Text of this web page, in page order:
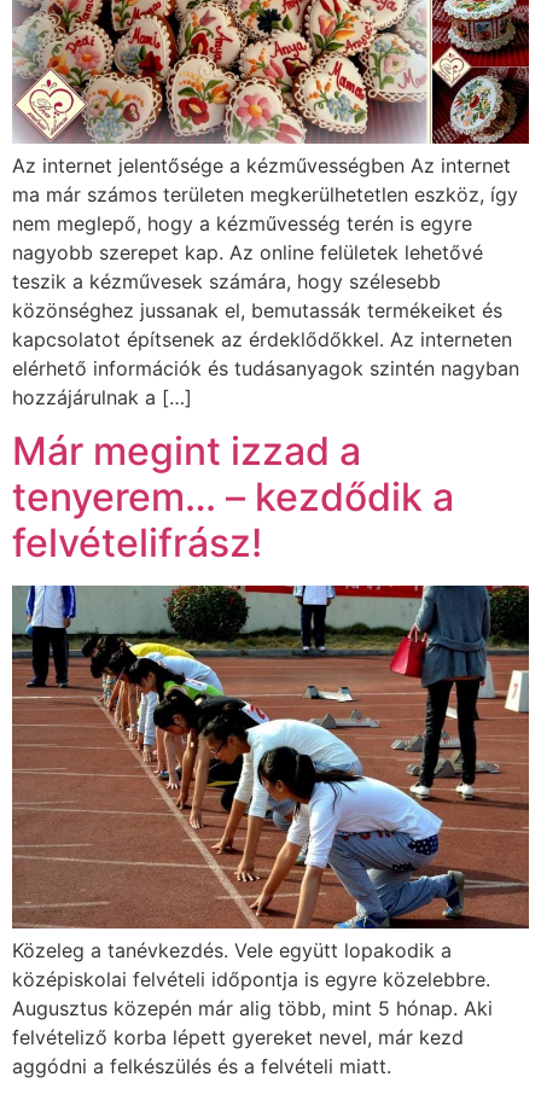
Az internet jelentősége a kézművességben Az internet
ma már számos területen megkerülhetetlen eszköz, így
nem meglepő, hogy a kézművesség terén is egyre
nagyobb szerepet kap. Az online felületek lehetővé
teszik a kézművesek számára, hogy szélesebb
közönséghez jussanak el, bemutassák termékeiket és
kapcsolatot építsenek az érdeklődőkkel. Az interneten
elérhető információk és tudásanyagok szintén nagyban
hozzájárulnak a […]
Már megint izzad a
tenyerem… – kezdődik a
felvételifrász!
Közeleg a tanévkezdés. Vele együtt lopakodik a
középiskolai felvételi időpontja is egyre közelebbre.
Augusztus közepén már alig több, mint 5 hónap. Aki
felvételiző korba lépett gyereket nevel, már kezd
aggódni a felkészülés és a felvételi miatt.